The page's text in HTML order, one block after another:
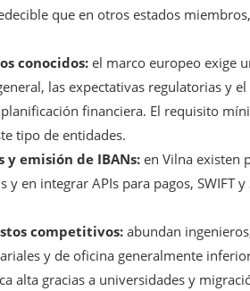
que en otros estados
conocidos:el marco europeo exige
las expectativas regulatorias y
financiera. El requisito
tipo de entidades.
emisión de IBANs: en Vilna existen
en integrar APIs para pagos, SWIFT
competitivos: abundan
y de oficina generalmente
alta gracias a universidades y